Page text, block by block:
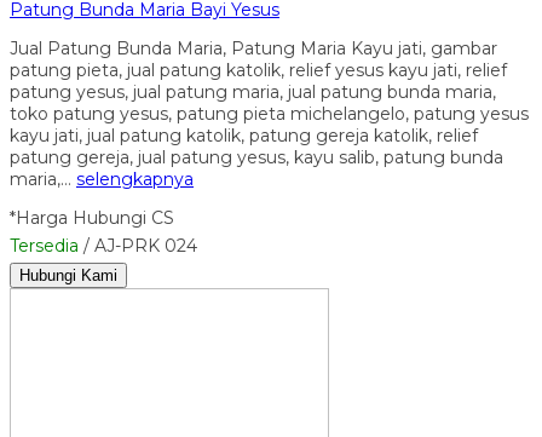
Patung Bunda Maria Bayi Yesus
Jual Patung Bunda Maria, Patung Maria Kayu jati, gambar
patung pieta, jual patung katolik, relief yesus kayu jati, relief
patung yesus, jual patung maria, jual patung bunda maria,
toko patung yesus, patung pieta michelangelo, patung yesus
kayu jati, jual patung katolik, patung gereja katolik, relief
patung gereja, jual patung yesus, kayu salib, patung bunda
maria,… selengkapnya
*Harga Hubungi CS
Tersedia / AJ-PRK 024
Hubungi Kami